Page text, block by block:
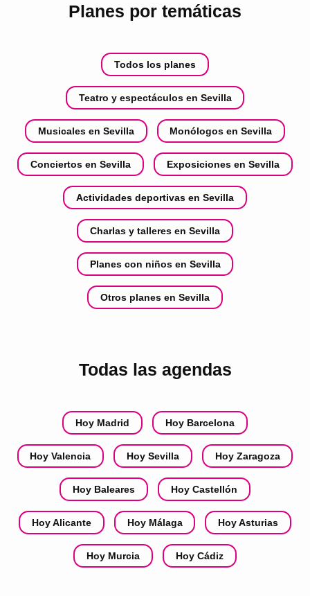
Planes por temáticas
Todos los planes
Teatro y espectáculos en Sevilla
Musicales en Sevilla Monólogos en Sevilla
Conciertos en Sevilla Exposiciones en Sevilla
Actividades deportivas en Sevilla
Charlas y talleres en Sevilla
Planes con niños en Sevilla
Otros planes en Sevilla
Todas las agendas
Hoy Madrid Hoy Barcelona
Hoy Valencia Hoy Sevilla Hoy Zaragoza
Hoy Baleares Hoy Castellón
Hoy Alicante Hoy Málaga Hoy Asturias
Hoy Murcia Hoy Cádiz